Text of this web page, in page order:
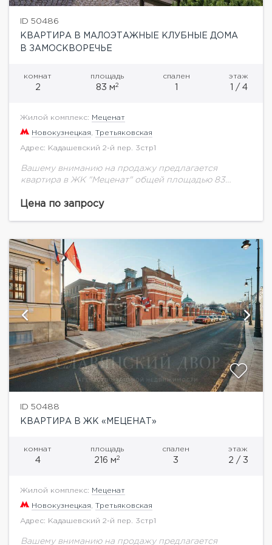
ID 50486
КВАРТИРА В МАЛОЭТАЖНЫЕ КЛУБНЫЕ ДОМА
В ЗАМОСКВОРЕЧЬЕ
комнат
2
площадь
83 м2
спален
1
этаж
1 / 4
Жилой комплекс: Меценат
Новокузнецкая Третьяковская
Адрес: Кадашевский 2-й пер. 3стр1
Вашему вниманию на продажу предлагается
квартира в ЖК "Меценат" общей площадью 83
столовая, мастер-спальня, 2 с/у, подсобное
Цена по запросу
ID 50488
КВАРТИРА В ЖК «МЕЦЕНАТ»
комнат
4
площадь
216 м2
спален
3
этаж
2 / 3
Жилой комплекс: Меценат
Новокузнецкая Третьяковская
Адрес: Кадашевский 2-й пер. 3стр1
Вашему вниманию на продажу предлагается